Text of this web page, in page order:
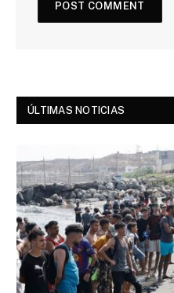
ÚLTIMAS NOTICIAS